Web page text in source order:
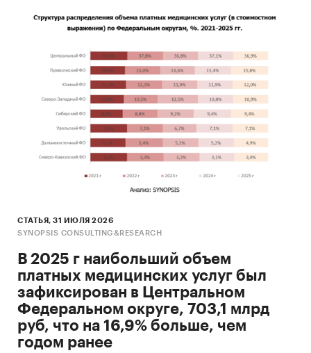
СТАТЬЯ, 31 ИЮЛЯ 2026
SYNOPSIS CONSULTING&RESEARCH
В 2025 г наибольший объем
платных медицинских услуг был
зафиксирован в Центральном
Федеральном округе, 703,1 млрд
руб, что на 16,9% больше, чем
годом ранее